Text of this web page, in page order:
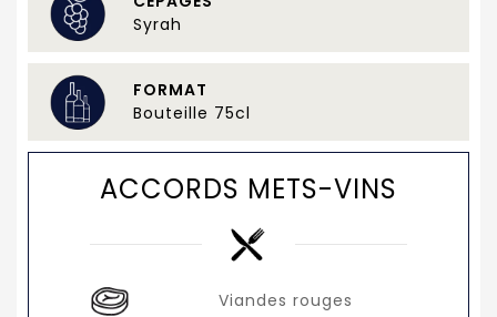
Syrah
FORMAT
Bouteille 75cl
ACCORDS METS-VINS
Viandes rouges